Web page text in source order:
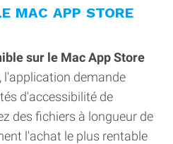
MAC APP STORE
sur le Mac App Store
l'application demande
d'accessibilité de
des fichiers à longueur de
l'achat le plus rentable